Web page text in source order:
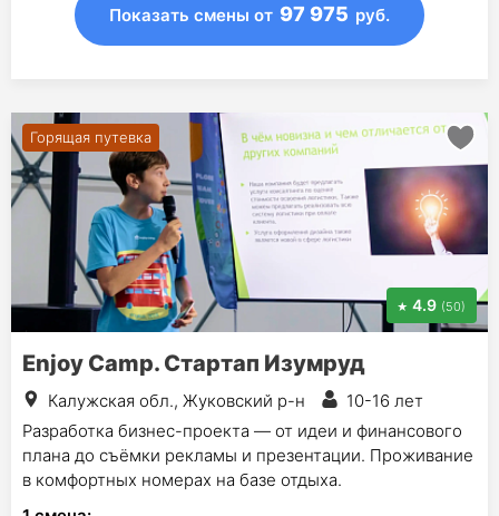
Показать смены от 97 975 руб.
Горящая путевка
4.9 (50)
Enjoy Camp. Стартап Изумруд
Калужская обл., Жуковский р-н
10-16 лет
Разработка бизнес-проекта — от идеи и финансового
плана до съёмки рекламы и презентации. Проживание
в комфортных номерах на базе отдыха.